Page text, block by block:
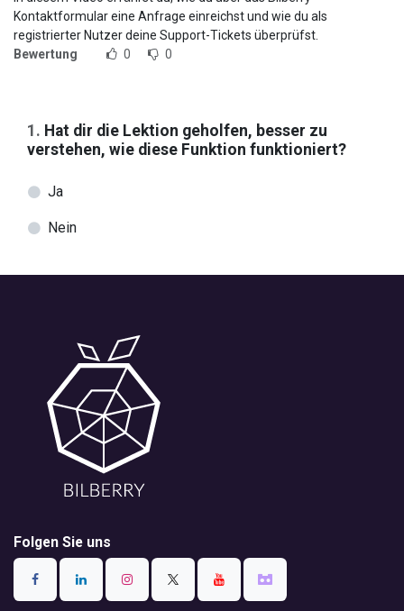
Kontaktformular eine Anfrage einreichst und wie du als
registrierter Nutzer deine Support-Tickets überprüfst.
Bewertung
0 0
1 . Hat dir die Lektion geholfen, besser zu
verstehen, wie diese Funktion funktioniert?
Ja
Nein
Folgen Sie uns